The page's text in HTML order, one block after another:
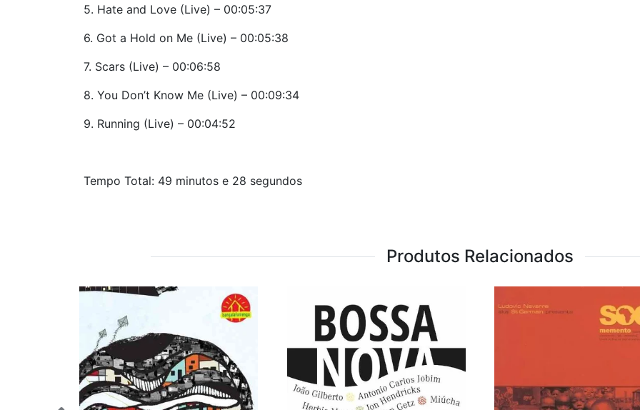
5. Hate and Love (Live) – 00:05:37
6. Got a Hold on Me (Live) – 00:05:38
7. Scars (Live) – 00:06:58
8. You Don’t Know Me (Live) – 00:09:34
9. Running (Live) – 00:04:52
Tempo Total: 49 minutos e 28 segundos
Produtos Relacionados